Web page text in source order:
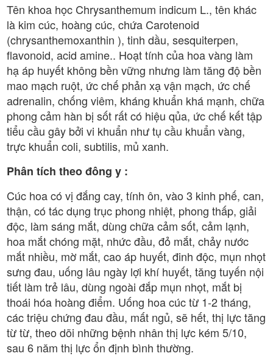
Tên khoa học Chrysanthemum indicum L., tên khác
là kim cúc, hoàng cúc, chứa Carotenoid
(chrysanthemoxanthin ), tinh dầu, sesquiterpen,
flavonoid, acid amine.. Hoạt tính của hoa vàng làm
hạ áp huyết không bền vững nhưng làm tăng độ bền
mao mạch ruột, ức chế phản xạ vận mạch, ức chế
adrenalin, chống viêm, kháng khuẩn khá mạnh, chữa
phong cảm hàn bị sốt rất có hiệu qủa, ức chế kết tập
tiểu cầu gây bởi vi khuẩn như tụ cầu khuẩn vàng,
trực khuẩn coli, subtilis, mủ xanh.
Phân tích theo đông y :
Cúc hoa có vị đắng cay, tính ôn, vào 3 kinh phế, can,
thận, có tác dụng trục phong nhiệt, phong thấp, giải
độc, làm sáng mắt, dùng chữa cảm sốt, cảm lạnh,
hoa mắt chóng mặt, nhức đầu, đỏ mắt, chảy nước
mắt nhiều, mờ mắt, cao áp huyết, đinh độc, mụn nhọt
sưng đau, uống lâu ngày lợi khí huyết, tăng tuyến nội
tiết làm trẻ lâu, dùng ngoài đắp mụn nhọt, mắt bị
thoái hóa hoàng điểm. Uống hoa cúc từ 1-2 tháng,
các triệu chứng đau đầu, mất ngủ, sẽ hết, thị lực tăng
từ từ, theo dõi những bệnh nhân thị lực kém 5/10,
sau 6 năm thị lực ổn định bình thường.